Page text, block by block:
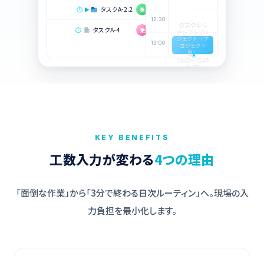
⏱ ▶ タスクA-2.2 奥
⏱ タスクA-4 乗 乗松 梨恵子 確認中
12:30
13:00
タスクB-1
サンプルプロ
ジェクト（プ
ロジェクト
型）
13:00〜13:45
(0.75)
KEY BENEFITS
工数入力が変わる4つの理由
「面倒な作業」から「3分で終わる日次ルーティン」へ。現場の入
力負担を最小化します。